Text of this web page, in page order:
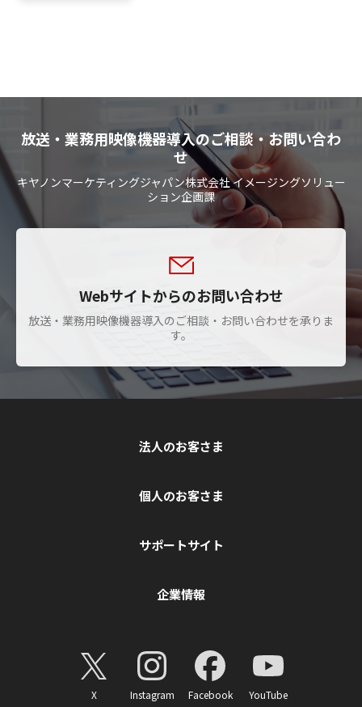
放送・業務用映像機器導入のご相談・お問い合わ
せ
キヤノンマーケティングジャパン株式会社 イメージングソリュー
ション企画課
Webサイトからのお問い合わせ
放送・業務用映像機器導入のご相談・お問い合わせを承りま
す。
法人のお客さま
個人のお客さま
サポートサイト
企業情報
X Instagram Facebook YouTube